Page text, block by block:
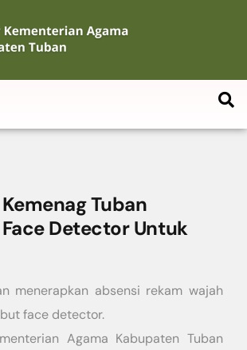
Tuban
Detector Untuk
menerapkan absensi rekam wajah
face detector.
Agama Kabupaten Tuban